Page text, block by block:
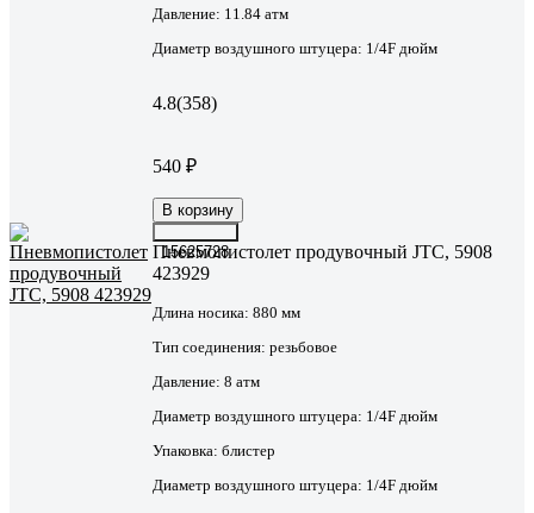
Давление: 11.84 атм
Диаметр воздушного штуцера: 1/4F дюйм
4.8(358)
540 ₽
В корзину
15625728
Пневмопистолет продувочный JTC, 5908
423929
Длина носика: 880 мм
Тип соединения: резьбовое
Давление: 8 атм
Диаметр воздушного штуцера: 1/4F дюйм
Упаковка: блистер
Диаметр воздушного штуцера: 1/4F дюйм